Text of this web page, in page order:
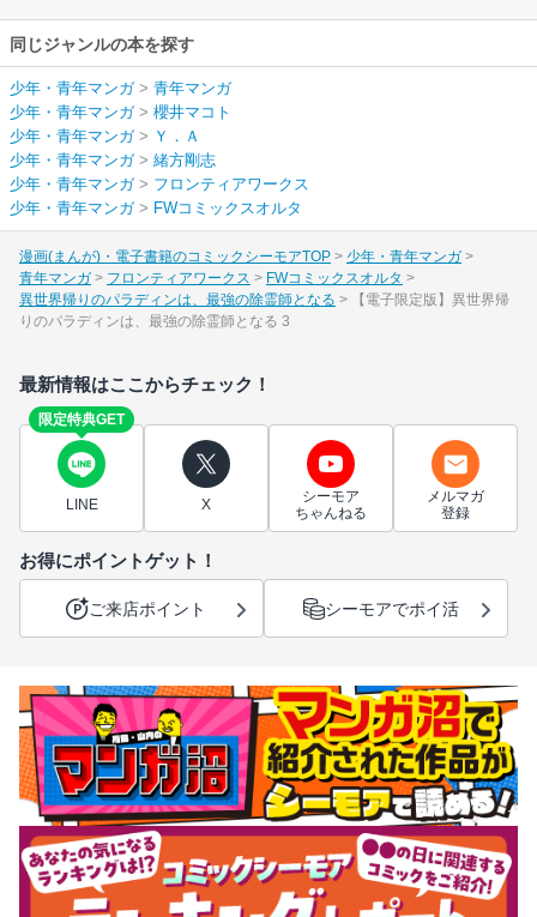
同じジャンルの本を探す
少年・青年マンガ> 青年マンガ
少年・青年マンガ> 櫻井マコト
少年・青年マンガ> Ｙ．Ａ
少年・青年マンガ> 緒方剛志
少年・青年マンガ> フロンティアワークス
少年・青年マンガ> FWコミックスオルタ
漫画(まんが)・電子書籍のコミックシーモアTOP
少年・青年マンガ
青年マンガ
フロンティアワークス
FWコミックスオルタ
異世界帰りのパラディンは、最強の除霊師となる
【電子限定版】異世界帰
りのパラディンは、最強の除霊師となる 3
最新情報はここからチェック！
限定特典GET
LINE X
シーモア
ちゃんねる
メルマガ
登録
お得にポイントゲット！
ご来店ポイント シーモアでポイ活